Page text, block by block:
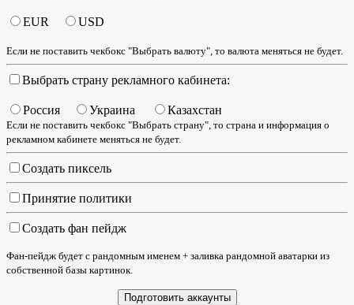
EUR USD
Если не поставить чекбокс "Выбрать валюту", то валюта меняться не будет.
Выбрать страну рекламного кабинета:
Россия Украина Казахстан
Если не поставить чекбокс "Выбрать страну", то страна и информация о
рекламном кабинете меняться не будет.
Создать пиксель
Принятие политики
Создать фан пейдж
Фан-пейдж будет с рандомным именем + заливка рандомной аватарки из
собственной базы картинок.
Подготовить аккаунты